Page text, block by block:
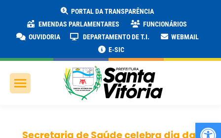
PORTAL DA TRANSPARÊNCIA
EMENDAS PARLAMENTARES
FUNCIONÁRIOS
OUVIDORIA
DEPARTAMENTO DE T.I.
WEBMAIL
E-SIC
Secretaria de Saúde celebra dia da